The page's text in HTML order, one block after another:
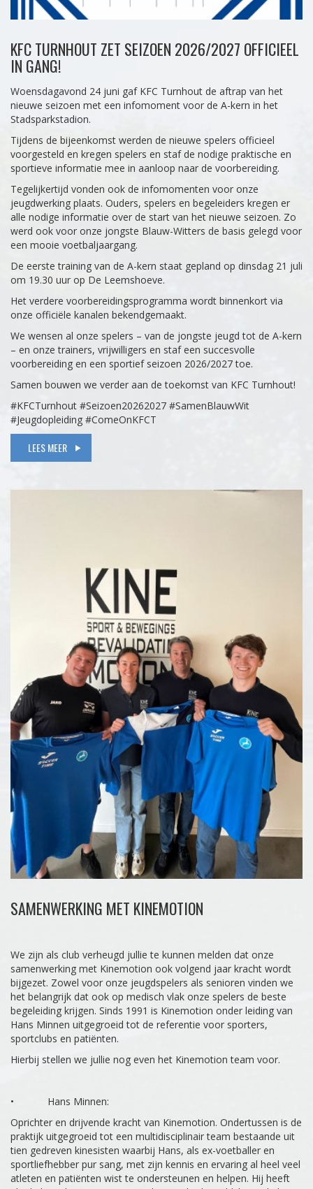
KFC TURNHOUT ZET SEIZOEN 2026/2027 OFFICIEEL
IN GANG!
Woensdagavond 24 juni gaf KFC Turnhout de aftrap van het
nieuwe seizoen met een infomoment voor de A-kern in het
Stadsparkstadion.
Tijdens de bijeenkomst werden de nieuwe spelers officieel
voorgesteld en kregen spelers en staf de nodige praktische en
sportieve informatie mee in aanloop naar de voorbereiding.
Tegelijkertijd vonden ook de infomomenten voor onze
jeugdwerking plaats. Ouders, spelers en begeleiders kregen er
alle nodige informatie over de start van het nieuwe seizoen. Zo
werd ook voor onze jongste Blauw-Witters de basis gelegd voor
een mooie voetbaljaargang.
De eerste training van de A-kern staat gepland op dinsdag 21 juli
om 19.30 uur op De Leemshoeve.
Het verdere voorbereidingsprogramma wordt binnenkort via
onze officiële kanalen bekendgemaakt.
We wensen al onze spelers – van de jongste jeugd tot de A-kern
– en onze trainers, vrijwilligers en staf een succesvolle
voorbereiding en een sportief seizoen 2026/2027 toe.
Samen bouwen we verder aan de toekomst van KFC Turnhout!
#KFCTurnhout #Seizoen20262027 #SamenBlauwWit
#Jeugdopleiding #ComeOnKFCT
LEES MEER
SAMENWERKING MET KINEMOTION
We zijn als club verheugd jullie te kunnen melden dat onze
samenwerking met Kinemotion ook volgend jaar kracht wordt
bijgezet. Zowel voor onze jeugdspelers als senioren vinden we
het belangrijk dat ook op medisch vlak onze spelers de beste
begeleiding krijgen. Sinds 1991 is Kinemotion onder leiding van
Hans Minnen uitgegroeid tot de referentie voor sporters,
sportclubs en patiënten.
Hierbij stellen we jullie nog even het Kinemotion team voor.
• Hans Minnen:
Oprichter en drijvende kracht van Kinemotion. Ondertussen is de
praktijk uitgegroeid tot een multidisciplinair team bestaande uit
tien gedreven kinesisten waarbij Hans, als ex-voetballer en
sportliefhebber pur sang, met zijn kennis en ervaring al heel veel
atleten en patiënten wist te ondersteunen en helpen. Hij heeft